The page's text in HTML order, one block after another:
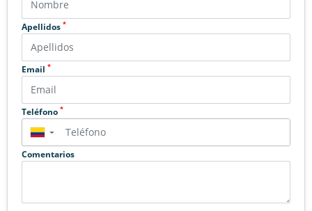
Apellidos *
Email *
Teléfono *
▼
Comentarios